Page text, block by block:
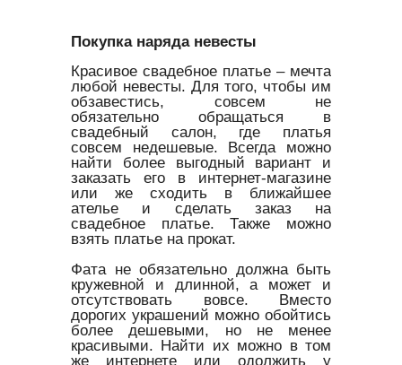
Покупка наряда невесты
Красивое свадебное платье – мечта
любой невесты. Для того, чтобы им
обзавестись, совсем не
обязательно обращаться в
свадебный салон, где платья
совсем недешевые. Всегда можно
найти более выгодный вариант и
заказать его в интернет-магазине
или же сходить в ближайшее
ателье и сделать заказ на
свадебное платье. Также можно
взять платье на прокат.
Фата не обязательно должна быть
кружевной и длинной, а может и
отсутствовать вовсе. Вместо
дорогих украшений можно обойтись
более дешевыми, но не менее
красивыми. Найти их можно в том
же интернете или одолжить у